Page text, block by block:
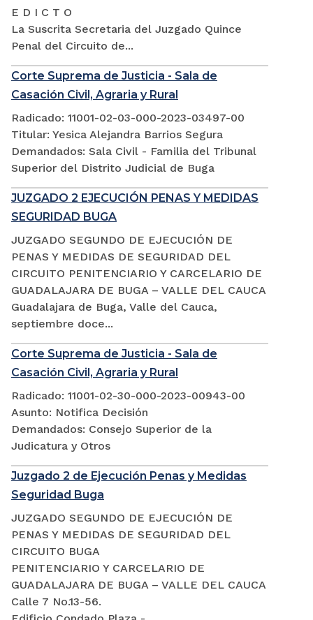
E D I C T O
La Suscrita Secretaria del Juzgado Quince
Penal del Circuito de...
Corte Suprema de Justicia - Sala de
Casación Civil, Agraria y Rural
Radicado: 11001-02-03-000-2023-03497-00
Titular: Yesica Alejandra Barrios Segura
Demandados: Sala Civil - Familia del Tribunal
Superior del Distrito Judicial de Buga
JUZGADO 2 EJECUCIÓN PENAS Y MEDIDAS
SEGURIDAD BUGA
JUZGADO SEGUNDO DE EJECUCIÓN DE
PENAS Y MEDIDAS DE SEGURIDAD DEL
CIRCUITO PENITENCIARIO Y CARCELARIO DE
GUADALAJARA DE BUGA – VALLE DEL CAUCA
Guadalajara de Buga, Valle del Cauca,
septiembre doce...
Corte Suprema de Justicia - Sala de
Casación Civil, Agraria y Rural
Radicado: 11001-02-30-000-2023-00943-00
Asunto: Notifica Decisión
Demandados: Consejo Superior de la
Judicatura y Otros
Juzgado 2 de Ejecución Penas y Medidas
Seguridad Buga
JUZGADO SEGUNDO DE EJECUCIÓN DE
PENAS Y MEDIDAS DE SEGURIDAD DEL
CIRCUITO BUGA
PENITENCIARIO Y CARCELARIO DE
GUADALAJARA DE BUGA – VALLE DEL CAUCA
Calle 7 No.13-56.